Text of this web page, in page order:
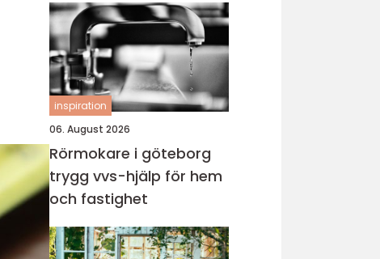
inspiration
06. August 2026
Rörmokare i göteborg
trygg vvs-hjälp för hem
och fastighet